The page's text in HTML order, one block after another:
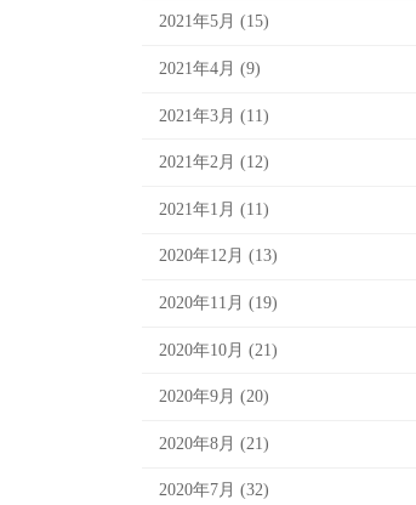
2021年5月 (15)
2021年4月 (9)
2021年3月 (11)
2021年2月 (12)
2021年1月 (11)
2020年12月 (13)
2020年11月 (19)
2020年10月 (21)
2020年9月 (20)
2020年8月 (21)
2020年7月 (32)